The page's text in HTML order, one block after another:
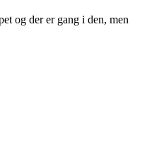
og der er gang i den, men